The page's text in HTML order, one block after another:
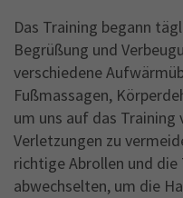
Das Training begann
Begrüßung und
verschiedene
Fußmassagen,
um uns auf das Training
Verletzungen zu
richtige Abrollen und
abwechselten, um die